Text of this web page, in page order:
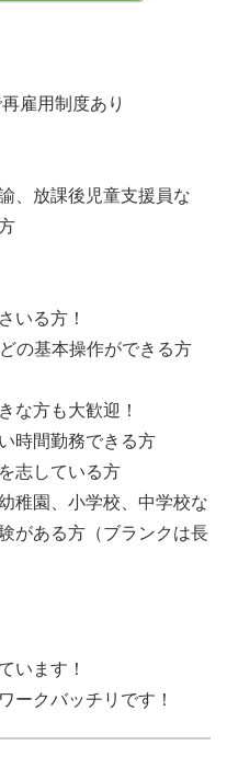
雇用制度あり
、放課後児童支援員な
いる方！
の基本操作ができる方
な方も大歓迎！
時間勤務できる方
志している方
稚園、小学校、中学校な
がある方（ブランクは長
います！
ークバッチリです！